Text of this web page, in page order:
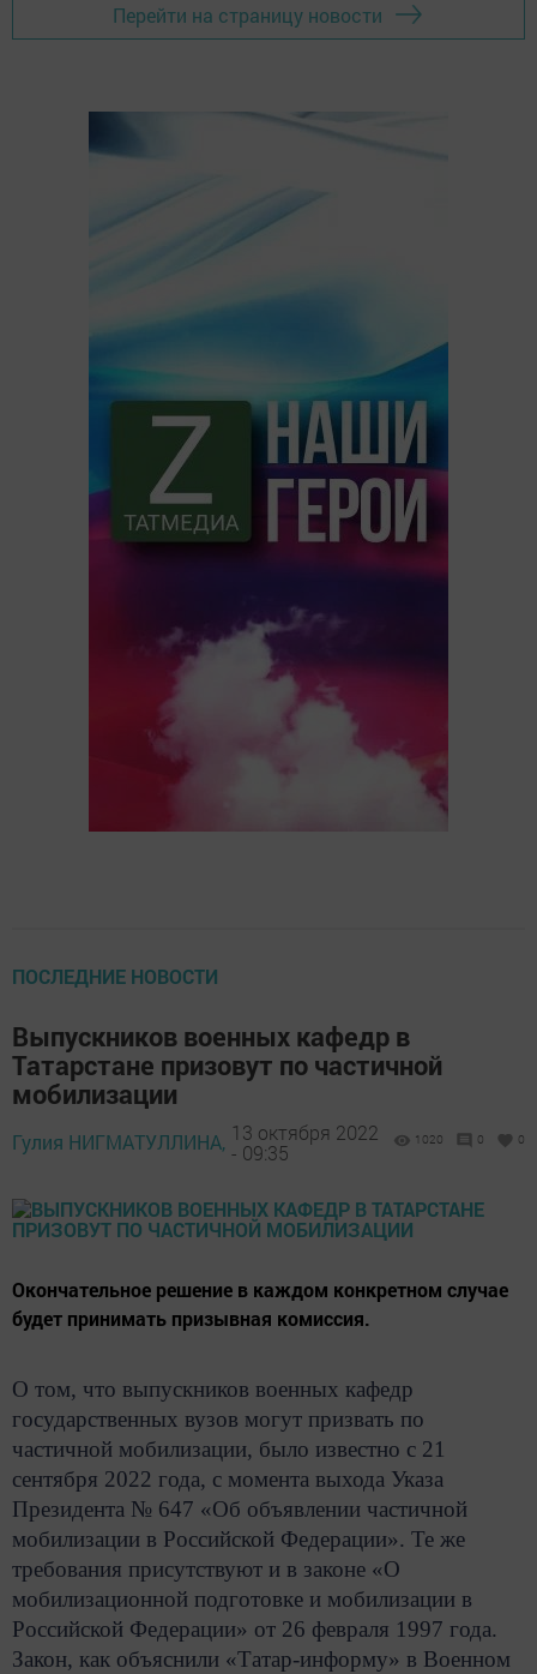
Перейти на страницу новости
ПОСЛЕДНИЕ НОВОСТИ
Выпускников военных кафедр в
Татарстане призовут по частичной
мобилизации
Гулия НИГМАТУЛЛИНА, 13 октября 2022
- 09:35
1020 0 0
Окончательное решение в каждом конкретном случае
будет принимать призывная комиссия.
О том, что выпускников военных кафедр
государственных вузов могут призвать по
частичной мобилизации, было известно с 21
сентября 2022 года, с момента выхода Указа
Президента № 647 «Об объявлении частичной
мобилизации в Российской Федерации». Те же
требования присутствуют и в законе «О
мобилизационной подготовке и мобилизации в
Российской Федерации» от 26 февраля 1997 года.
Закон, как объяснили «Татар-информу» в Военном